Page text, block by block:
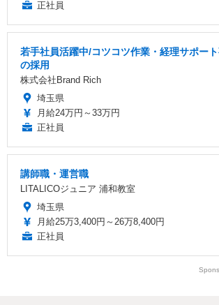
正社員
若手社員活躍中/コツコツ作業・経理サポー
の採用
株式会社Brand Rich
埼玉県
月給24万円～33万円
正社員
講師職・運営職
LITALICOジュニア 浦和教室
埼玉県
月給25万3,400円～26万8,400円
正社員